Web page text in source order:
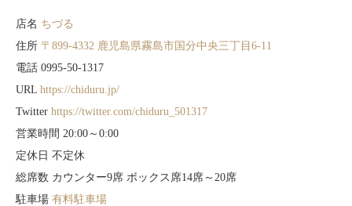
店名 ちづる
住所 〒899-4332 鹿児島県霧島市国分中央三丁目6-11
電話 0995-50-1317
URL https://chiduru.jp/
Twitter https://twitter.com/chiduru_501317
営業時間 20:00～0:00
定休日 不定休
総席数 カウンター9席 ボックス席14席～20席
駐車場 有料駐車場